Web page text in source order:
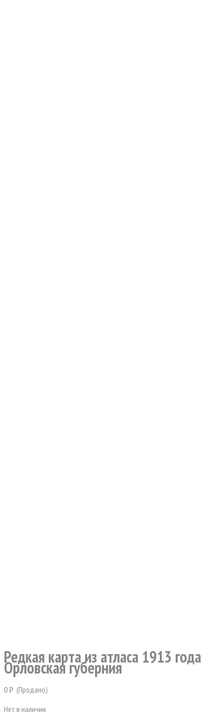
Редкая карта из атласа 1913 года
Орловская губерния
0Р (Продано)
Нет в наличии